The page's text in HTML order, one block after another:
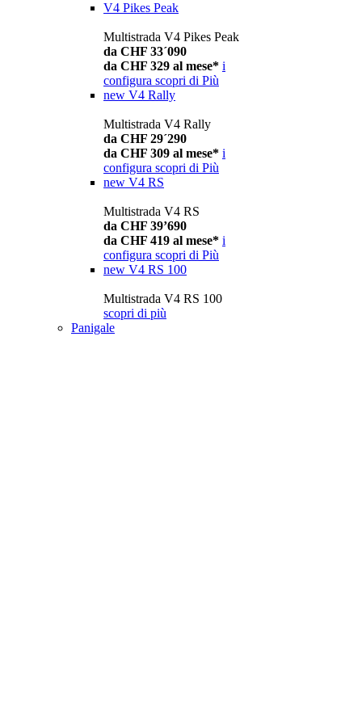
V4 Pikes Peak
Multistrada V4 Pikes Peak
da CHF 33´090
da CHF 329 al mese* i
configura scopri di Più
new V4 Rally
Multistrada V4 Rally
da CHF 29´290
da CHF 309 al mese* i
configura scopri di Più
new V4 RS
Multistrada V4 RS
da CHF 39’690
da CHF 419 al mese* i
configura scopri di Più
new V4 RS 100
Multistrada V4 RS 100
scopri di più
Panigale